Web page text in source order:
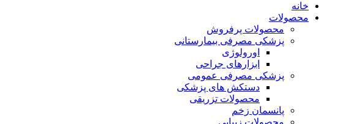
خانه
محصولات
محصولات پرفروش
پزشکی مصرفی بیمارستانی
اورولوژی
ابزارهای جراحی
پزشکی مصرفی عمومی
دستکش های پزشکی
محصولات تزریقی
پانسمان زخم